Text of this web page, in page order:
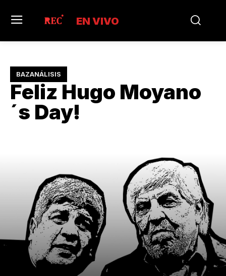
EN VIVO
BAZANÁLISIS
Feliz Hugo Moyano
´s Day!